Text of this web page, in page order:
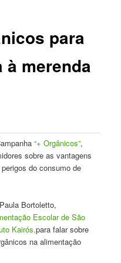
para
à merenda
“+ Orgânicos”,
sobre as vantagens
do consumo de
Bortoletto,
Escolar de São
Kairós,para falar sobre
na alimentação